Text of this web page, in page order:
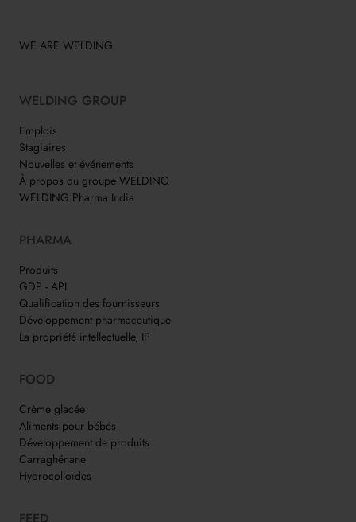
WE ARE WELDING
WELDING GROUP
Emplois
Stagiaires
Nouvelles et événements
À propos du groupe WELDING
WELDING Pharma India
PHARMA
Produits
GDP - API
Qualification des fournisseurs
Développement pharmaceutique
La propriété intellectuelle, IP
FOOD
Crème glacée
Aliments pour bébés
Développement de produits
Carraghénane
Hydrocolloïdes